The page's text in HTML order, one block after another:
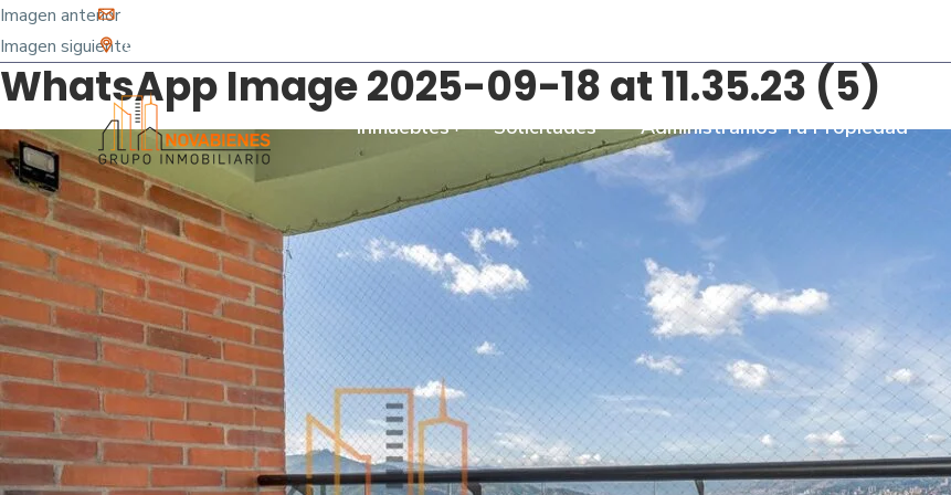
info@novabienes.com
Calle 68 Sur No. 43 C 35 - Sabaneta, Antioquia - Torre Bombay Local 110
Inmuebles Solicitudes Administramos Tu Propiedad
Imagen anterior
Imagen siguiente
WhatsApp Image 2025-09-18 at 11.35.23 (5)